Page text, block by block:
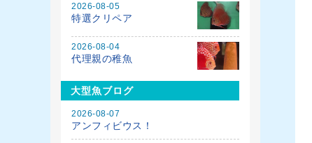
2026-08-05
特選クリペア
2026-08-04
代理親の稚魚
大型魚ブログ
2026-08-07
アンフィビウス！